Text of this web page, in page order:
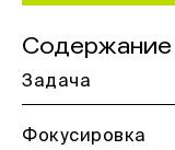
Содержание
Задача
Фокусировка